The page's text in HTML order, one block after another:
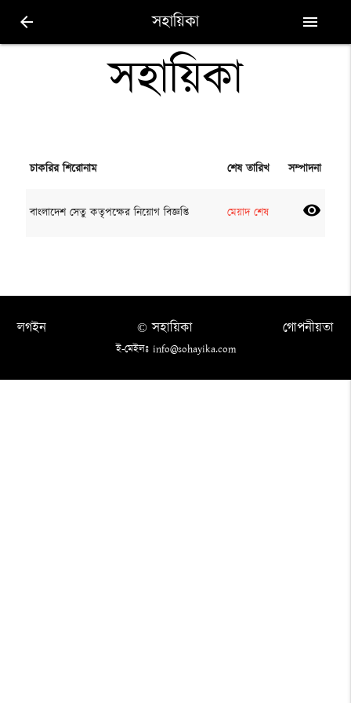
arrow_back সহায়িকা menu
সহায়িকা
চাকরির শিরোনাম শেষ তারিখ সম্পাদনা
বাংলাদেশ সেতু কতৃপক্ষের নিয়োগ বিজ্ঞপ্তি মেয়াদ শেষ visibility
লগইন গোপনীয়তা
© সহায়িকা
ই-মেইলঃ info@sohayika.com